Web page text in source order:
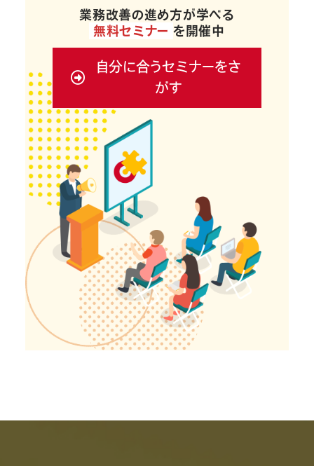
業務改善の進め方が学べる
無料セミナー を開催中
自分に合うセミナーをさ
がす